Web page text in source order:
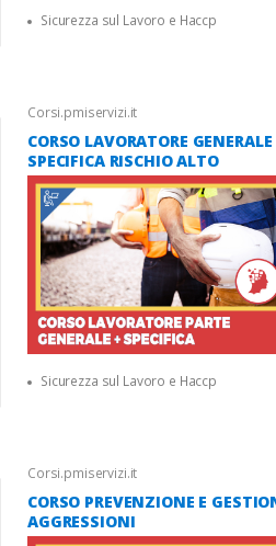
Sicurezza sul Lavoro e Haccp
Corsi.pmiservizi.it
CORSO LAVORATORE GENERALE
SPECIFICA RISCHIO ALTO
Sicurezza sul Lavoro e Haccp
Corsi.pmiservizi.it
CORSO PREVENZIONE E
AGGRESSIONI